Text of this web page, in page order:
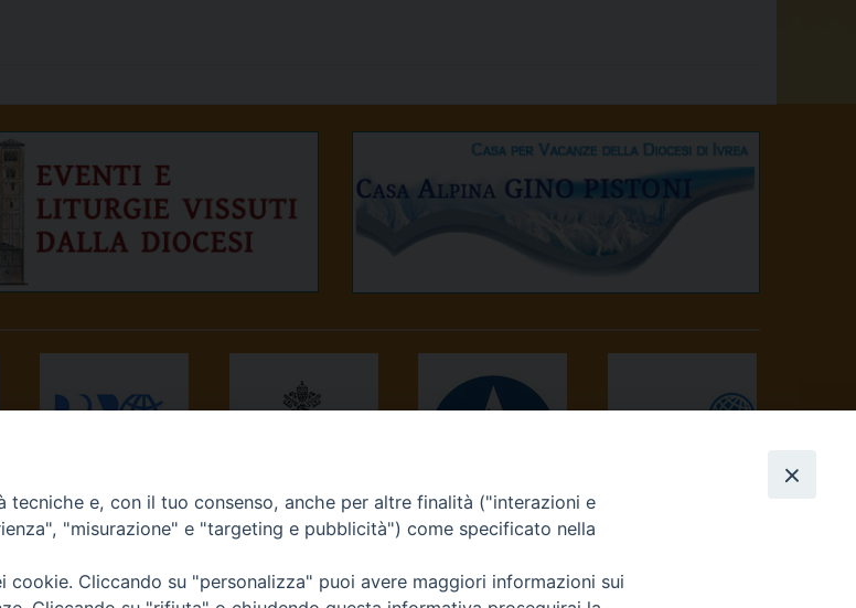
RADIO VATICANA
OSSERVATORE
ROMANO
AVVENIRE
e, con il tuo consenso, anche per altre finalità ("interazioni e
"misurazione" e "targeting e pubblicità") come specificato nella
Cliccando su "personalizza" puoi avere maggiori informazioni sui